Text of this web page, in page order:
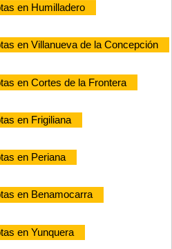
en Humilladero
en Villanueva de la Concepción
en Cortes de la Frontera
en Frigiliana
en Periana
en Benamocarra
en Yunquera